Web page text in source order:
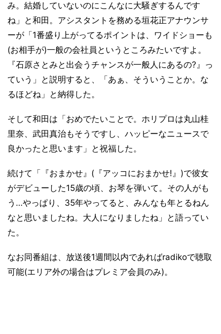
み。結婚していないのにこんなに大騒ぎするんです
ね」と和田。アシスタントを務める垣花正アナウンサ
ーが「1番盛り上がってるポイントは、ワイドショーも
(お相手が)一般の会社員というところみたいですよ。
『石原さとみと出会うチャンスが一般人にあるの?』っ
ていう」と説明すると、「あぁ、そういうことか。な
るほどね」と納得した。
そして和田は「おめでたいことで。ホリプロは丸山桂
里奈、武田真治もそうですし、ハッピーなニュースで
良かったと思います」と祝福した。
続けて「『おまかせ』(『アッコにおまかせ!』)で彼女
がデビューした15歳の頃、お琴を弾いて。その人がも
う…やっぱり、35年やってると、みんなも年とるねん
なと思いましたね。大人になりましたね」と語ってい
た。
なお同番組は、放送後1週間以内であればradikoで聴取
可能(エリア外の場合はプレミア会員のみ)。